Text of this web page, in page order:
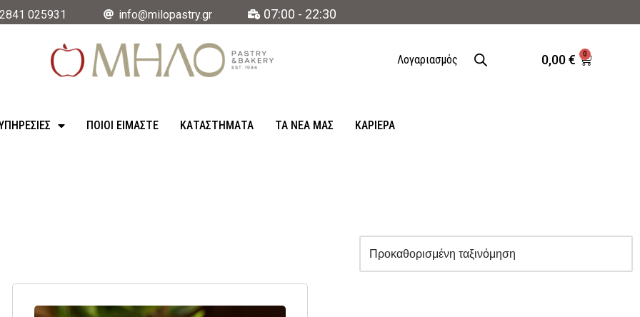
2841 025931 info@milopastry.gr 07:00 - 22:30
Λογαριασμός 0,00€ 0
ΠΟΙΟΙ ΕΙΜΑΣΤΕ ΚΑΤΑΣΤΉΜΑΤΑ ΤΑ ΝΈΑ ΜΑΣ ΚΑΡΙΈΡΑ